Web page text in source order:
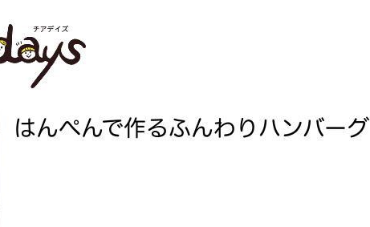
はんぺんで作るふんわりハンバーグ